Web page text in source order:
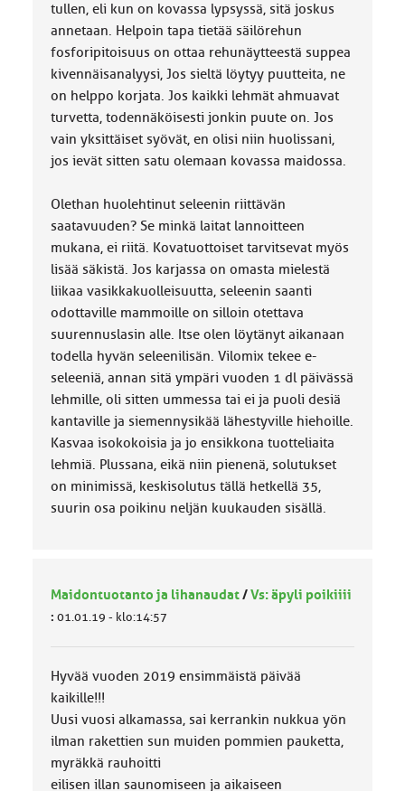
tullen, eli kun on kovassa lypsyssä, sitä joskus
annetaan. Helpoin tapa tietää säilörehun
fosforipitoisuus on ottaa rehunäytteestä suppea
kivennäisanalyysi, Jos sieltä löytyy puutteita, ne
on helppo korjata. Jos kaikki lehmät ahmuavat
turvetta, todennäköisesti jonkin puute on. Jos
vain yksittäiset syövät, en olisi niin huolissani,
jos ievät sitten satu olemaan kovassa maidossa.
Olethan huolehtinut seleenin riittävän
saatavuuden? Se minkä laitat lannoitteen
mukana, ei riitä. Kovatuottoiset tarvitsevat myös
lisää säkistä. Jos karjassa on omasta mielestä
liikaa vasikkakuolleisuutta, seleenin saanti
odottaville mammoille on silloin otettava
suurennuslasin alle. Itse olen löytänyt aikanaan
todella hyvän seleenilisän. Vilomix tekee e-
seleeniä, annan sitä ympäri vuoden 1 dl päivässä
lehmille, oli sitten ummessa tai ei ja puoli desiä
kantaville ja siemennysikää lähestyville hiehoille.
Kasvaa isokokoisia ja jo ensikkona tuotteliaita
lehmiä. Plussana, eikä niin pienenä, solutukset
on minimissä, keskisolutus tällä hetkellä 35,
suurin osa poikinu neljän kuukauden sisällä.
Maidontuotanto ja lihanaudat/Vs: äpyli poikiiii
: 01.01.19 - klo:14:57
Hyvää vuoden 2019 ensimmäistä päivää
kaikille!!!
Uusi vuosi alkamassa, sai kerrankin nukkua yön
ilman rakettien sun muiden pommien pauketta,
myräkkä rauhoitti
eilisen illan saunomiseen ja aikaiseen